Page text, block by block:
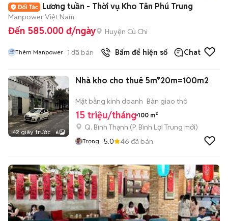
Lương tuần - Thời vụ Kho Tân Phú Trung
Manpower Việt Nam
Đến 585.000 đ/ngày Huyện Củ Chi
Thêm Manpower 1 đã bán Bấm để hiện số Chat
42 giây trước 6
Nhà kho cho thuê 5m*20m=100m2
Mặt bằng kinh doanh Bàn giao thô
15 triệu/tháng 100 m²
Q. Bình Thạnh (P. Bình Lợi Trung mới)
Trọng 5.0 46 đã bán